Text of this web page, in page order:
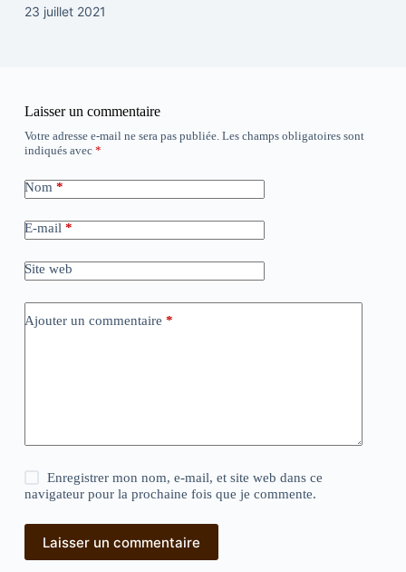
23 juillet 2021
Laisser un commentaire
Votre adresse e-mail ne sera pas publiée. Les champs obligatoires sont
indiqués avec *
Nom *
E-mail *
Site web
Ajouter un commentaire *
Enregistrer mon nom, e-mail, et site web dans ce
navigateur pour la prochaine fois que je commente.
Laisser un commentaire